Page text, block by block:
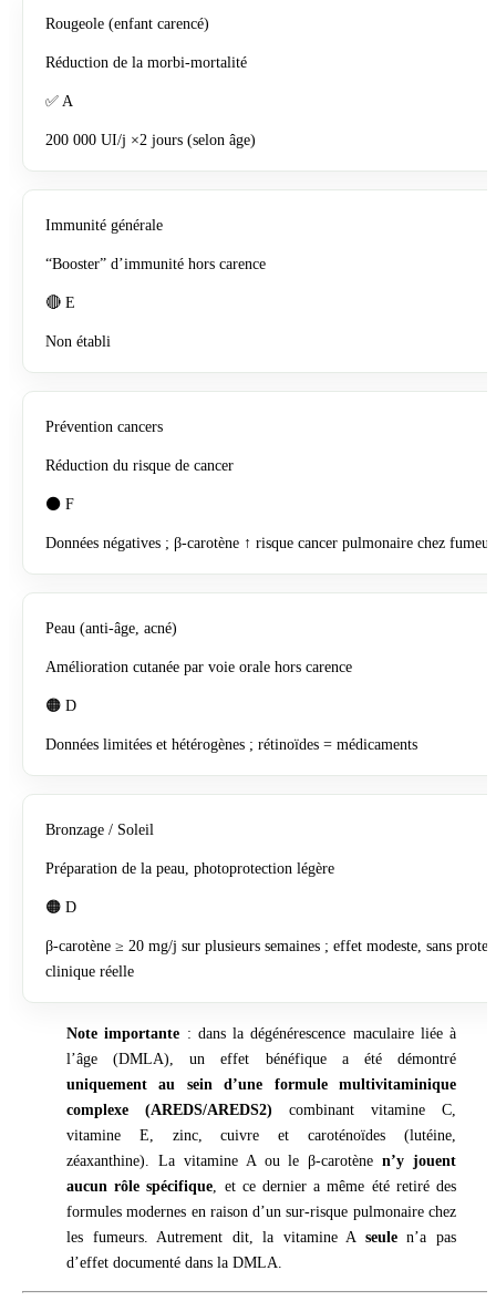
Rougeole (enfant carencé)
Réduction de la morbi-mortalité
✅ A
200 000 UI/j ×2 jours (selon âge)
Immunité générale
“Booster” d’immunité hors carence
🔴 E
Non établi
Prévention cancers
Réduction du risque de cancer
⚫ F
Données négatives ; β-carotène ↑ risque cancer pulmonaire chez
Peau (anti-âge, acné)
Amélioration cutanée par voie orale hors carence
🟠 D
Données limitées et hétérogènes ; rétinoïdes = médicaments
Bronzage / Soleil
Préparation de la peau, photoprotection légère
🟠 D
β-carotène ≥ 20 mg/j sur plusieurs semaines ; effet modeste, sans
clinique réelle
Note importante : dans la dégénérescence maculaire liée à
l’âge (DMLA), un effet bénéfique a été démontré
uniquement au sein d’une formule multivitaminique
complexe (AREDS/AREDS2) combinant vitamine C,
vitamine E, zinc, cuivre et caroténoïdes (lutéine,
zéaxanthine). La vitamine A ou le β-carotènen’y jouent
aucun rôle spécifique , et ce dernier a même été retiré des
formules modernes en raison d’un sur-risque pulmonaire chez
les fumeurs. Autrement dit, la vitamine A seulen’a pas
d’effet documenté dans la DMLA.